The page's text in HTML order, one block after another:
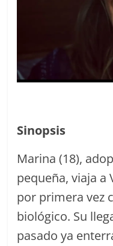
Sinopsis
Marina (18),
pequeña, viaja a
por primera vez
biológico. Su
pasado ya